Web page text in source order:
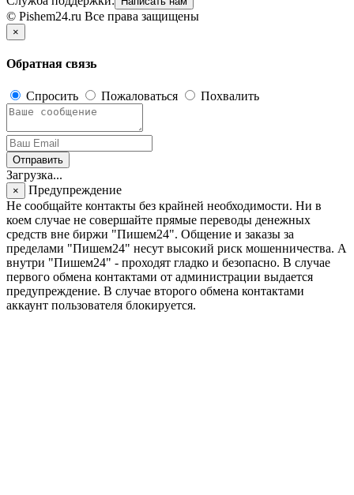
© Pishem24.ru Все права защищены
×
Обратная связь
Спросить Пожаловаться Похвалить
Отправить
Загрузка...
×
Предупреждение
Не сообщайте контакты без крайней необходимости. Ни в
коем случае не совершайте прямые переводы денежных
средств вне биржи "Пишем24". Общение и заказы за
пределами "Пишем24" несут высокий риск мошенничества. А
внутри "Пишем24" - проходят гладко и безопасно. В случае
первого обмена контактами от администрации выдается
предупреждение. В случае второго обмена контактами
аккаунт пользователя блокируется.